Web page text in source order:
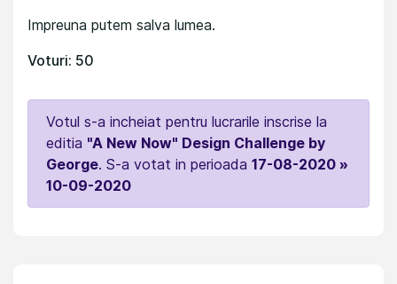
Impreuna putem salva lumea.
Voturi: 50
Votul s-a incheiat pentru lucrarile inscrise la
editia "A New Now" Design Challenge by
George. S-a votat in perioada 17-08-2020 »
10-09-2020